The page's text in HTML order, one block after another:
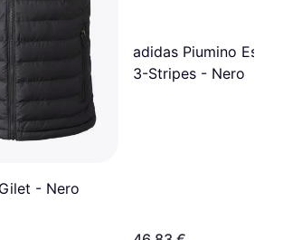
- Nero
adidas Piumino
3-Stripes - Nero